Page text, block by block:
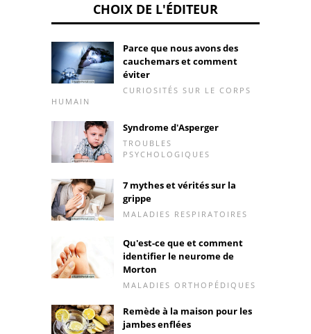
CHOIX DE L'ÉDITEUR
Parce que nous avons des
cauchemars et comment
éviter
CURIOSITÉS SUR LE CORPS
HUMAIN
Syndrome d'Asperger
TROUBLES
PSYCHOLOGIQUES
7 mythes et vérités sur la
grippe
MALADIES RESPIRATOIRES
Qu'est-ce que et comment
identifier le neurome de
Morton
MALADIES ORTHOPÉDIQUES
Remède à la maison pour les
jambes enflées